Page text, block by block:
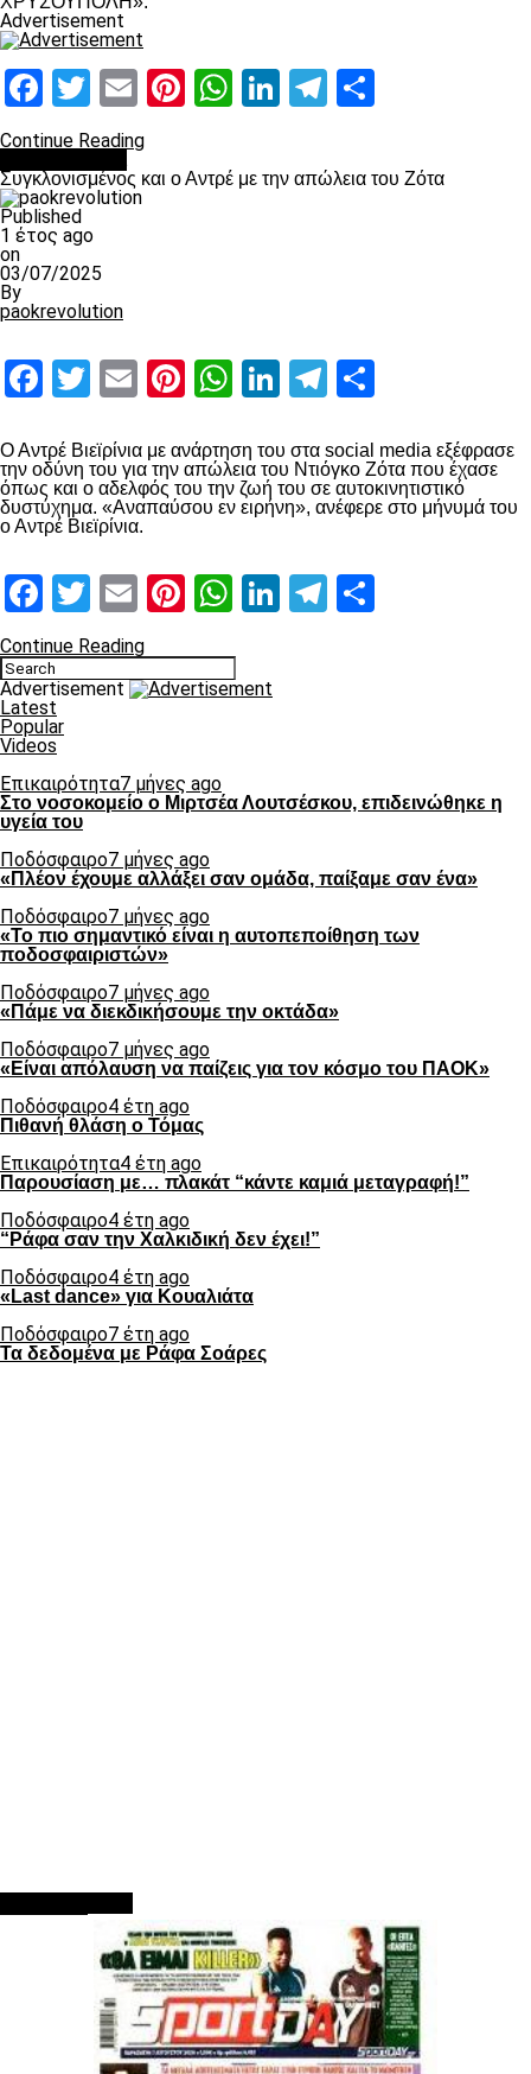
Advertisement
Facebook
Twitter
EmailPinterest
WhatsApp
LinkedIn
Telegram
Continue Reading
Συγκλονισμένος και ο Αντρέ με την απώλεια του Ζότα
Published
1 έτος ago
on
03/07/2025
By
paokrevolution
Facebook
Twitter
EmailPinterest
WhatsApp
LinkedIn
Telegram
Ο Αντρέ Βιεϊρίνια με ανάρτηση του στα social media εξέφρασε
την οδύνη του για την απώλεια του Ντιόγκο Ζότα που έχασε
όπως και ο αδελφός του την ζωή του σε αυτοκινητιστικό
δυστύχημα. «Αναπαύσου εν ειρήνη», ανέφερε στο μήνυμά του
ο Αντρέ Βιεϊρίνια.
Facebook
Twitter
EmailPinterest
WhatsApp
LinkedIn
Telegram
Continue Reading
Advertisement
Latest
Popular
Videos
Επικαιρότητα7 μήνες ago
Στο νοσοκομείο ο Μιρτσέα Λουτσέσκου, επιδεινώθηκε η
υγεία του
Ποδόσφαιρο7 μήνες ago
«Πλέον έχουμε αλλάξει σαν ομάδα, παίξαμε σαν ένα»
Ποδόσφαιρο7 μήνες ago
«Το πιο σημαντικό είναι η αυτοπεποίθηση των
ποδοσφαιριστών»
Ποδόσφαιρο7 μήνες ago
«Πάμε να διεκδικήσουμε την οκτάδα»
Ποδόσφαιρο7 μήνες ago
«Είναι απόλαυση να παίζεις για τον κόσμο του ΠΑΟΚ»
Ποδόσφαιρο4 έτη ago
Πιθανή θλάση ο Τόμας
Επικαιρότητα4 έτη ago
Παρουσίαση με… πλακάτ “κάντε καμιά μεταγραφή!”
Ποδόσφαιρο4 έτη ago
“Ράφα σαν την Χαλκιδική δεν έχει!”
Ποδόσφαιρο4 έτη ago
«Last dance» για Κουαλιάτα
Ποδόσφαιρο7 έτη ago
Τα δεδομένα με Ράφα Σοάρες